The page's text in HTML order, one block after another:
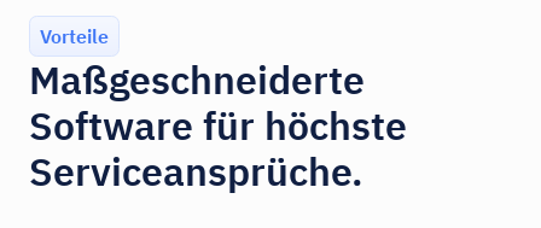
Vorteile
Maßgeschneiderte
Software für höchste
Serviceansprüche.